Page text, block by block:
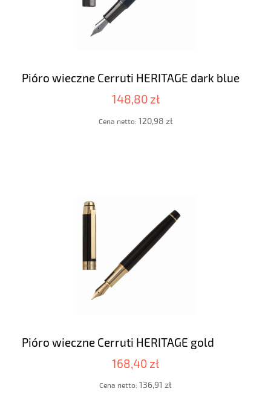
Pióro wieczne Cerruti HERITAGE dark blue
148,80 zł
Cena netto: 120,98 zł
Pióro wieczne Cerruti HERITAGE gold
168,40 zł
Cena netto: 136,91 zł